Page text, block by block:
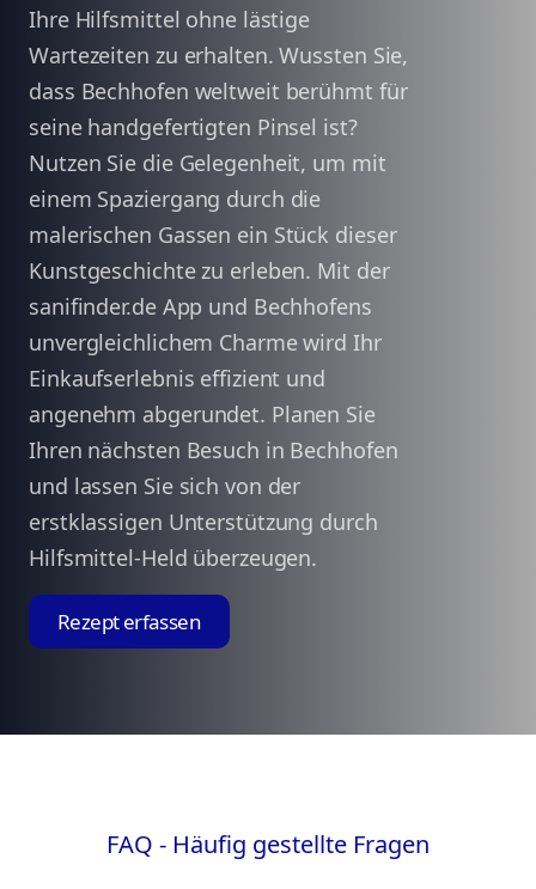
Ihre Hilfsmittel ohne lästige
Wartezeiten zu erhalten. Wussten Sie,
dass Bechhofen weltweit berühmt für
seine handgefertigten Pinsel ist?
Nutzen Sie die Gelegenheit, um mit
einem Spaziergang durch die
malerischen Gassen ein Stück dieser
Kunstgeschichte zu erleben. Mit der
sanifinder.de App und Bechhofens
unvergleichlichem Charme wird Ihr
Einkaufserlebnis effizient und
angenehm abgerundet. Planen Sie
Ihren nächsten Besuch in Bechhofen
und lassen Sie sich von der
erstklassigen Unterstützung durch
Hilfsmittel-Held überzeugen.
Rezept erfassen
FAQ - Häufig gestellte Fragen